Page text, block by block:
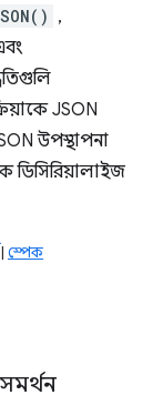
,
JSON
উপস্থাপনা
স্পেক